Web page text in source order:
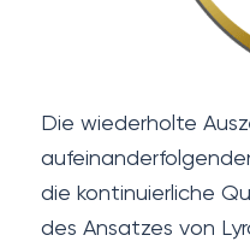
Die wiederholte
die kontinuierliche
des Ansatzes von